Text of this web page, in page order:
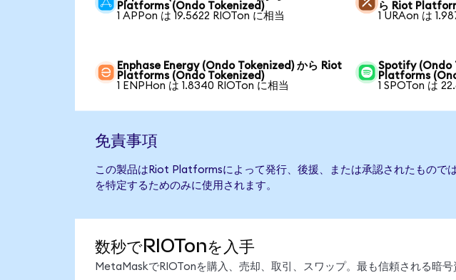
Platforms (Ondo Tokenized)
1 APPon は 19.5622 RIOTon に相当
ら Riot
1 URAon は
Enphase Energy (Ondo Tokenized) から Riot
Platforms (Ondo Tokenized)
1 ENPHon は 1.8340 RIOTon に相当
Spotify (Ondo
Platforms
1 SPOTon は
免責事項
この製品はRiot Platformsによって発行、後援、または承認されたもの
を特定するためのみに使用されます。
数秒でRIOTonを入手
MetaMaskでRIOTonを購入、売却、取引、スワップ。最も信頼される暗号